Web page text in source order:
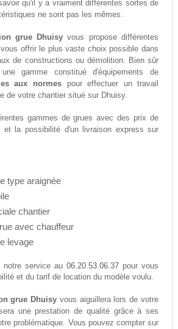
qu'il y a vraiment différentes sortes de
ne sont pas les mêmes.
grue Dhuisy vous propose différentes
offrir le plus vaste choix possible dans
de constructions ou démolition. Bien sûr
gamme constitué d'équipements de
aux normes pour effectuer un travail
de votre chantier situé sur Dhuisy.
gammes de grues avec des prix de
et la possibilité d'un livraison express sur
type araignée
chantier
avec chauffeur
levage
notre service au06.20.53.06.37 pour vous
et du tarif de location du modèle voulu.
grue Dhuisy vous aiguillera lors de votre
une prestation de qualité grâce à ses
problématique. Vous pouvez compter sur